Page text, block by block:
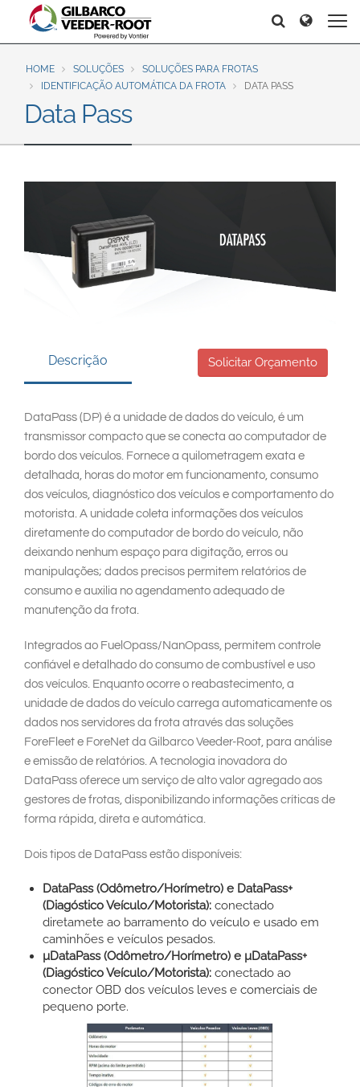
North America
United States
Canada
Latin America
English
Europe & CIS
English
Dansk
Deutsch
Français
Română
Pусский
Middle East and Africa
India
South East Asia
Search
Search Search
HOME SOLUÇÕES
SOLUÇÕES PARA FROTAS
IDENTIFICAÇÃO AUTOMÁTICA DA FROTA
DATA PASS
Data Pass
Solicitar Orçamento
Descrição
DataPass (DP) é a unidade de dados do veículo, é um
transmissor compacto que se conecta ao computador de
bordo dos veículos. Fornece a quilometragem exata e
detalhada, horas do motor em funcionamento, consumo
dos veículos, diagnóstico dos veículos e comportamento do
motorista. A unidade coleta informações dos veículos
diretamente do computador de bordo do veículo, não
deixando nenhum espaço para digitação, erros ou
manipulações; dados precisos permitem relatórios de
consumo e auxilia no agendamento adequado de
manutenção da frota.
Integrados ao FuelOpass/NanOpass, permitem controle
confiável e detalhado do consumo de combustível e uso
dos veículos. Enquanto ocorre o reabastecimento, a
unidade de dados do veículo carrega automaticamente os
dados nos servidores da frota através das soluções
ForeFleet e ForeNet da Gilbarco Veeder-Root, para análise
e emissão de relatórios. A tecnologia inovadora do
DataPass oferece um serviço de alto valor agregado aos
gestores de frotas, disponibilizando informações críticas de
forma rápida, direta e automática.
Dois tipos de DataPass estão disponíveis:
DataPass (Odômetro/Horímetro) e DataPass+
(Diagóstico Veículo/Motorista):conectado
diretamete ao barramento do veículo e usado em
caminhões e veículos pesados.
µDataPass (Odômetro/Horímetro) e µDataPass+
(Diagóstico Veículo/Motorista):conectado ao
conector OBD dos veículos leves e comerciais de
pequeno porte.